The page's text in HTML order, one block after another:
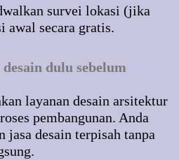
survei lokasi (jika
awal secara gratis.
dulu sebelum
layanan desain arsitektur
pembangunan. Anda
jasa desain terpisah tanpa